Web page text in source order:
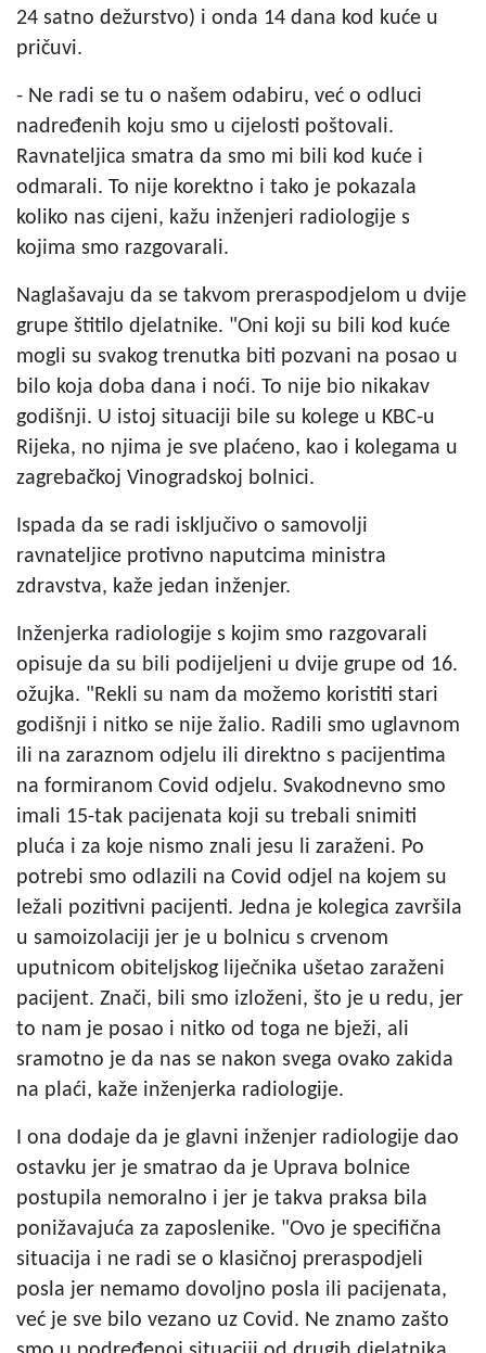
24 satno dežurstvo) i onda 14 dana kod kuće u
pričuvi.
- Ne radi se tu o našem odabiru, već o odluci
nadređenih koju smo u cijelosti poštovali.
Ravnateljica smatra da smo mi bili kod kuće i
odmarali. To nije korektno i tako je pokazala
koliko nas cijeni, kažu inženjeri radiologije s
kojima smo razgovarali.
Naglašavaju da se takvom preraspodjelom u dvije
grupe štitilo djelatnike. "Oni koji su bili kod kuće
mogli su svakog trenutka biti pozvani na posao u
bilo koja doba dana i noći. To nije bio nikakav
godišnji. U istoj situaciji bile su kolege u KBC-u
Rijeka, no njima je sve plaćeno, kao i kolegama u
zagrebačkoj Vinogradskoj bolnici.
Ispada da se radi isključivo o samovolji
ravnateljice protivno naputcima ministra
zdravstva, kaže jedan inženjer.
Inženjerka radiologije s kojim smo razgovarali
opisuje da su bili podijeljeni u dvije grupe od 16.
ožujka. "Rekli su nam da možemo koristiti stari
godišnji i nitko se nije žalio. Radili smo uglavnom
ili na zaraznom odjelu ili direktno s pacijentima
na formiranom Covid odjelu. Svakodnevno smo
imali 15-tak pacijenata koji su trebali snimiti
pluća i za koje nismo znali jesu li zaraženi. Po
potrebi smo odlazili na Covid odjel na kojem su
ležali pozitivni pacijenti. Jedna je kolegica završila
u samoizolaciji jer je u bolnicu s crvenom
uputnicom obiteljskog liječnika ušetao zaraženi
pacijent. Znači, bili smo izloženi, što je u redu, jer
to nam je posao i nitko od toga ne bježi, ali
sramotno je da nas se nakon svega ovako zakida
na plaći, kaže inženjerka radiologije.
I ona dodaje da je glavni inženjer radiologije dao
ostavku jer je smatrao da je Uprava bolnice
postupila nemoralno i jer je takva praksa bila
ponižavajuća za zaposlenike. "Ovo je specifična
situacija i ne radi se o klasičnoj preraspodjeli
posla jer nemamo dovoljno posla ili pacijenata,
već je sve bilo vezano uz Covid. Ne znamo zašto